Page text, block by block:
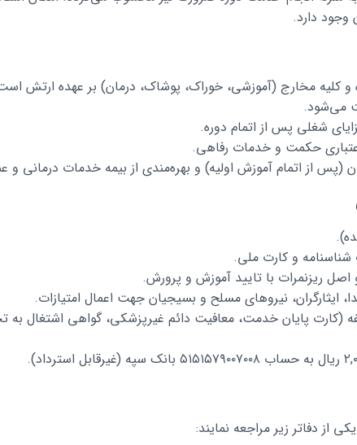
وجود دارد.
و کلیه مخارج (آموزشی، خوراک، پوشاک، درمان) بر عهده ارتش
می‌شود.
شغلی پس از اتمام دوره.
حکمت و خدمات رفاهی.
(پس از اتمام آموزش اولیه) و بهره‌مندی از بیمه خدمات درمانی و
و کارت ملی.
ریزنمرات با تایید آموزش و پرورش.
ایثارگران، نیروهای مسلح و بسیجیان جهت اعمال امتیازات.
پایان خدمت، معافیت دائم غیرپزشکی، گواهی اشتغال به
از دفاتر زیر مراجعه نمایند: